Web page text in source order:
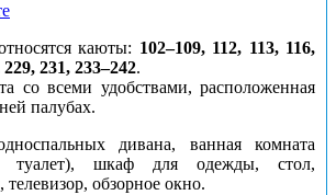
каюты: 102–109, 112, 113, 116,
231, 233–242.
со всеми удобствами, расположенная
палубах.
дивана, ванная комната
туалет), шкаф для одежды, стол,
обзорное окно.